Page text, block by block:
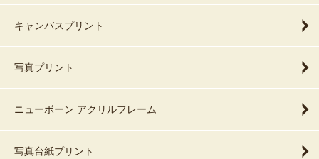
キャンバスプリント
写真プリント
ニューボーン アクリルフレーム
写真台紙プリント